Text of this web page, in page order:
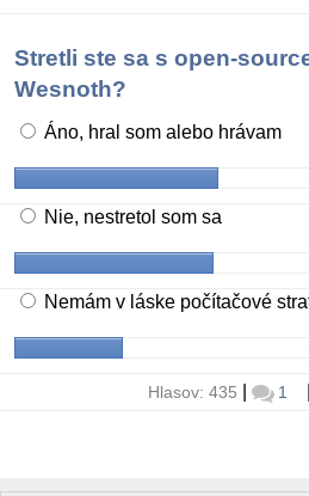
Stretli ste sa s open-
Wesnoth?
Áno, hral som alebo hrávam
Nie, nestretol som sa
Nemám v láske počítačové
Hlasov: 435 1